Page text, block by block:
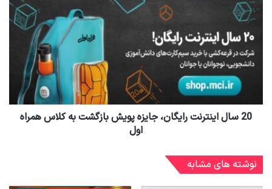
20 سال اینترنت رایگان، جایزه پویش بازگشت به کلاس همراه
اول
نوشته های مشابه